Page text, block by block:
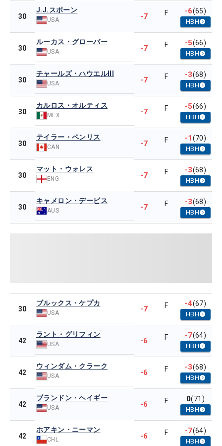
30
J.J.スポーン
USA -7 F -6(65)
HBH
30
ルーカス・グローバー
USA -7 F -5(66)
HBH
30
チャールズ・ハウエルIII
USA -7 F -3(68)
HBH
30
カルロス・オルティス
MEX -7 F -5(66)
HBH
30
テイラー・ペンリス
CAN -7 F -1(70)
HBH
30
マット・ウォレス
ENG -7 F -3(68)
HBH
30
キャメロン・デービス
AUS -7 F -3(68)
HBH
30
ブルックス・ケプカ
USA -7 F -4(67)
HBH
42
ラント・グリフィン
USA -6 F -7(64)
HBH
42
ウィンダム・クラーク
USA -6 F -3(68)
HBH
42
ブランドン・ヘイギー
USA -6 F 0(71)
HBH
42
ホアキン・ニーマン
CHL -6 F -7(64)
HBH